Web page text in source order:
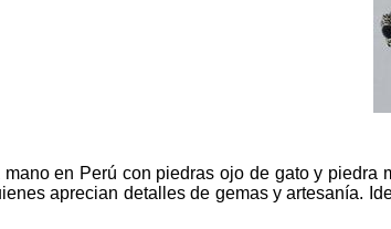
en Perú con piedras ojo de gato y
aprecian detalles de gemas y artesanía.